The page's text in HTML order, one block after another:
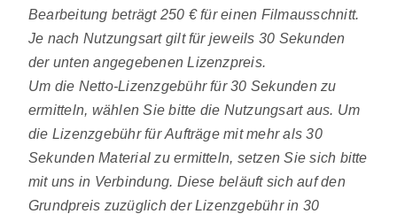
Bearbeitung beträgt 250 € für einen Filmausschnitt.
Je nach Nutzungsart gilt für jeweils 30 Sekunden
der unten angegebenen Lizenzpreis.
Um die Netto-Lizenzgebühr für 30 Sekunden zu
ermitteln, wählen Sie bitte die Nutzungsart aus. Um
die Lizenzgebühr für Aufträge mit mehr als 30
Sekunden Material zu ermitteln, setzen Sie sich bitte
mit uns in Verbindung. Diese beläuft sich auf den
Grundpreis zuzüglich der Lizenzgebühr in 30